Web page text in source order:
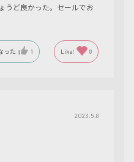
うど良かった。セールでお
った 1 Like! 0
2023.5.8